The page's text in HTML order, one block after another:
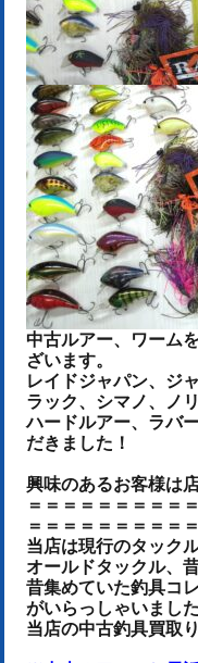
中古ルアー、ワーム
ざいます。
レイドジャパン、ジ
ラック、シマノ、ノ
ハードルアー、ラバ
だきました！
興味のあるお客様は
＝＝＝＝＝＝＝＝＝
＝＝＝＝＝＝＝＝＝
当店は現行のタック
オールドタックル、
昔集めていた釣具コ
がいらっしゃいまし
当店の中古釣具買取